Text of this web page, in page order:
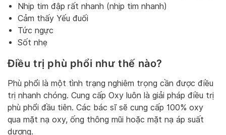
Nhịp tim đập rất nhanh (nhịp tim nhanh)
Cảm thấy Yếu đuối
Tức ngực
Sốt nhẹ
Điều trị phù phổi như thế nào?
Phù phổi là một tình trạng nghiêm trọng cần được điều
trị nhanh chóng. Cung cấp Oxy luôn là giải pháp điều trị
phù phổi đầu tiên. Các bác sĩ sẽ cung cấp 100% oxy
qua mặt nạ oxy, ống thông mũi hoặc mặt nạ áp suất
dương.